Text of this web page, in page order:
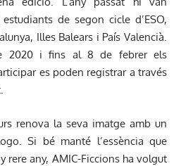
de segon cicle d’ESO,
Illes Balears i País Valencià.
2020 i fins al 8 de febrer els
es poden registrar a través
.
renova la seva imatge amb un
Si bé manté l’essència que
rere any, AMIC-Ficcions ha volgut